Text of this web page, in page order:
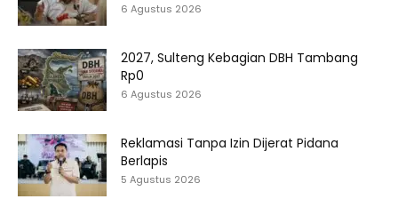
6 Agustus 2026
2027, Sulteng Kebagian DBH Tambang
Rp0
6 Agustus 2026
Reklamasi Tanpa Izin Dijerat Pidana
Berlapis
5 Agustus 2026